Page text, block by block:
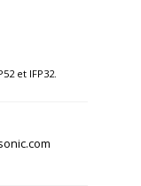
et IFP32.